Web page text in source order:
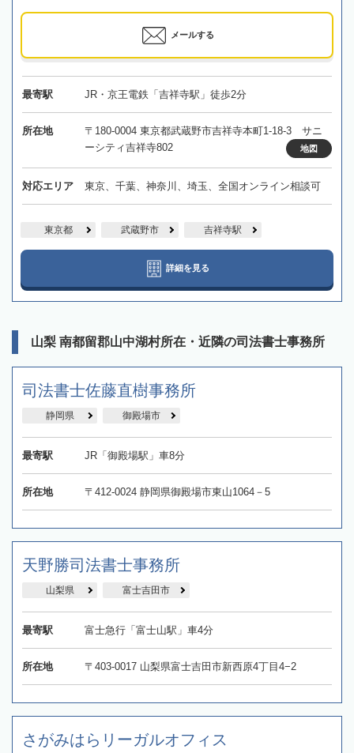
メールする
最寄駅 JR・京王電鉄「吉祥寺駅」徒歩2分
所在地
〒180-0004 東京都武蔵野市吉祥寺本町1-18-3 サニ
ーシティ吉祥寺802
地図
対応エリア 東京、千葉、神奈川、埼玉、全国オンライン相談可
東京都 武蔵野市 吉祥寺駅
詳細を見る
山梨 南都留郡山中湖村所在・近隣の司法書士事務所
司法書士佐藤直樹事務所
静岡県 御殿場市
最寄駅 JR「御殿場駅」車8分
所在地 〒412-0024 静岡県御殿場市東山1064－5
天野勝司法書士事務所
山梨県 富士吉田市
最寄駅 富士急行「富士山駅」車4分
所在地 〒403-0017 山梨県富士吉田市新西原4丁目4−2
さがみはらリーガルオフィス